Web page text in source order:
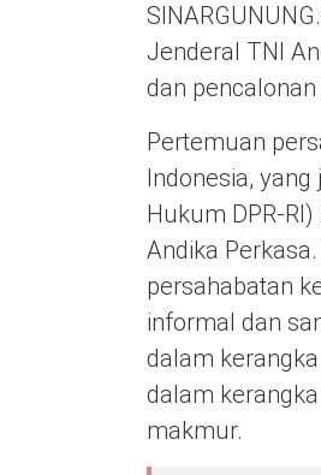
Jenderal TNI
dan
Pertemuan
Indonesia,
Hukum DPR-
Andika
persahabatan
informal dan
dalam
dalam
makmur.